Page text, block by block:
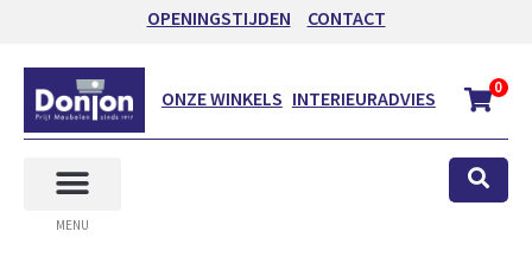
OPENINGSTIJDEN CONTACT
ONZE WINKELS INTERIEURADVIES 0
MENU